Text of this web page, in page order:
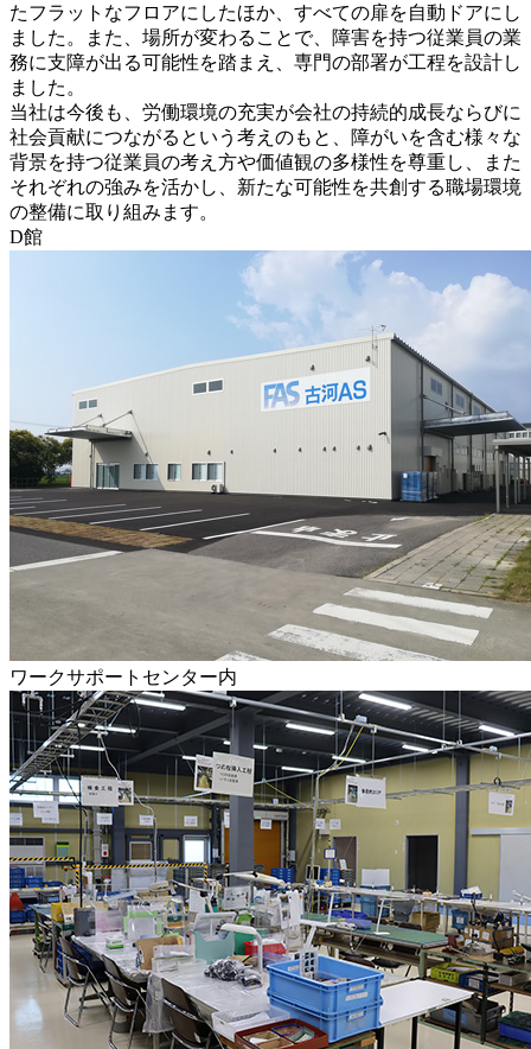
たフラットなフロアにしたほか、すべての扉を自動ドアにし
ました。また、場所が変わることで、障害を持つ従業員の業
務に支障が出る可能性を踏まえ、専門の部署が工程を設計し
ました。
当社は今後も、労働環境の充実が会社の持続的成長ならびに
社会貢献につながるという考えのもと、障がいを含む様々な
背景を持つ従業員の考え方や価値観の多様性を尊重し、また
それぞれの強みを活かし、新たな可能性を共創する職場環境
の整備に取り組みます。
D館
ワークサポートセンター内